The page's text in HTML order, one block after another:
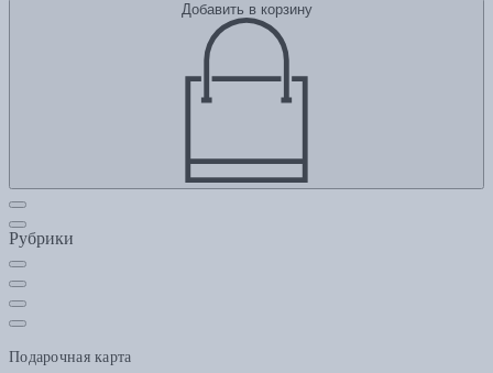
Добавить в корзину
Рубрики
Подарочная карта